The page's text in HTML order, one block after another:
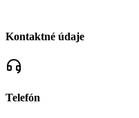
Kontaktné údaje
Telefón